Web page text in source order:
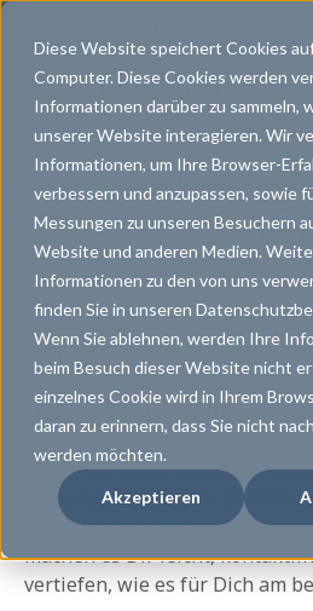
Diese Website speichert Cookies
Computer. Diese Cookies werden
Informationen darüber zu sammeln,
unserer Website interagieren. Wir
Informationen, um Ihre Browser-
verbessern und anzupassen, sowie
Messungen zu unseren Besuchern
Website und anderen Medien.
Informationen zu den von uns
finden Sie in unseren
Wenn Sie ablehnen, werden Ihre
beim Besuch dieser Website nicht
einzelnes Cookie wird in Ihrem
daran zu erinnern, dass Sie nicht
werden möchten.
Akzeptieren
Erlebe
mit der Menicon
In der Menicon Academy
Lernangebote, die zu Deinem
Verschiedene Kursformate und
machen es Dir leicht,
vertiefen, wie es für Dich am